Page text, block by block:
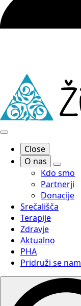
Close
O nas
Kdo smo
Partnerji
Donacije
Srečališča
Terapije
Zdravje
Aktualno
PHA
Pridruži se nam